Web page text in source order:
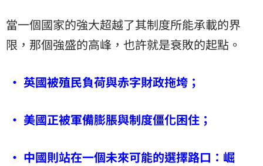
當一個國家的強大超越了其制度所能承載的界
限，那個強盛的高峰，也許就是衰敗的起點。
• 英國被殖民負荷與赤字財政拖垮；
• 美國正被軍備膨脹與制度僵化困住；
• 中國則站在一個未來可能的選擇路口：崛